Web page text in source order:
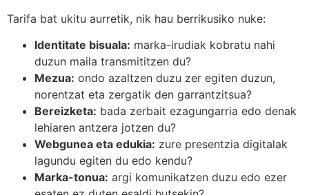
Tarifa bat ukitu aurretik, nik hau berrikusiko nuke:
Identitate bisuala: marka-irudiak kobratu nahi
duzun maila transmititzen du?
Mezua: ondo azaltzen duzu zer egiten duzun,
norentzat eta zergatik den garrantzitsua?
Bereizketa: bada zerbait ezagungarria edo denak
lehiaren antzera jotzen du?
Webgunea eta edukia: zure presentzia digitalak
lagundu egiten du edo kendu?
Marka-tonua: argi komunikatzen duzu edo ezer